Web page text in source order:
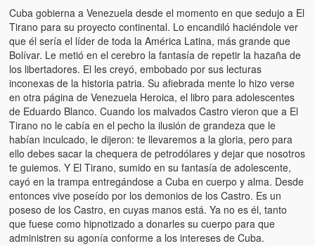
Cuba gobierna a Venezuela desde el momento en que sedujo a El
Tirano para su proyecto continental. Lo encandiló haciéndole ver
que él sería el líder de toda la América Latina, más grande que
Bolívar. Le metió en el cerebro la fantasía de repetir la hazaña de
los libertadores. El les creyó, embobado por sus lecturas
inconexas de la historia patria. Su afiebrada mente lo hizo verse
en otra página de Venezuela Heroica, el libro para adolescentes
de Eduardo Blanco. Cuando los malvados Castro vieron que a El
Tirano no le cabía en el pecho la ilusión de grandeza que le
habían inculcado, le dijeron: te llevaremos a la gloria, pero para
ello debes sacar la chequera de petrodólares y dejar que nosotros
te guiemos. Y El Tirano, sumido en su fantasía de adolescente,
cayó en la trampa entregándose a Cuba en cuerpo y alma. Desde
entonces vive poseído por los demonios de los Castro. Es un
poseso de los Castro, en cuyas manos está. Ya no es él, tanto
que fuese como hipnotizado a donarles su cuerpo para que
administren su agonía conforme a los intereses de Cuba.